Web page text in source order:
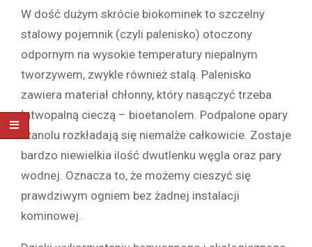
W dość dużym skrócie biokominek to szczelny
stalowy pojemnik (czyli palenisko) otoczony
odpornym na wysokie temperatury niepalnym
tworzywem, zwykle również stalą. Palenisko
zawiera materiał chłonny, który nasączyć trzeba
łatwopalną cieczą – bioetanolem. Podpalone opary
etanolu rozkładają się niemalże całkowicie. Zostaje
bardzo niewielkia ilość dwutlenku węgla oraz pary
wodnej. Oznacza to, że możemy cieszyć się
prawdziwym ogniem bez żadnej instalacji
kominowej.